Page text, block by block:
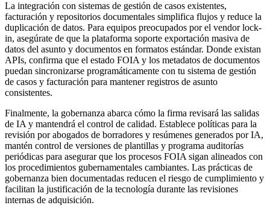
La integración con sistemas de gestión de casos existentes,
facturación y repositorios documentales simplifica flujos y reduce la
duplicación de datos. Para equipos preocupados por el vendor lock-
in, asegúrate de que la plataforma soporte exportación masiva de
datos del asunto y documentos en formatos estándar. Donde existan
APIs, confirma que el estado FOIA y los metadatos de documentos
puedan sincronizarse programáticamente con tu sistema de gestión
de casos y facturación para mantener registros de asunto
consistentes.
Finalmente, la gobernanza abarca cómo la firma revisará las salidas
de IA y mantendrá el control de calidad. Establece políticas para la
revisión por abogados de borradores y resúmenes generados por IA,
mantén control de versiones de plantillas y programa auditorías
periódicas para asegurar que los procesos FOIA sigan alineados con
los procedimientos gubernamentales cambiantes. Las prácticas de
gobernanza bien documentadas reducen el riesgo de cumplimiento y
facilitan la justificación de la tecnología durante las revisiones
internas de adquisición.